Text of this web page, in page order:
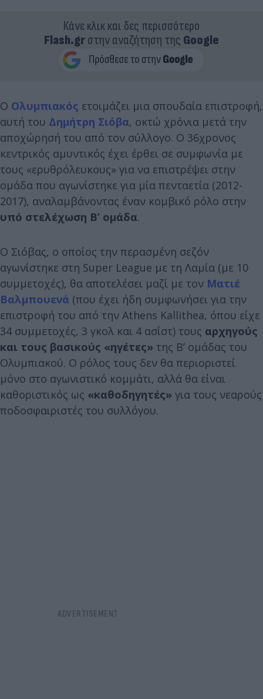
Κάνε κλικ και δες περισσότερο
Flash.grστην αναζήτηση της Google
Ο Ολυμπιακός ετοιμάζει μια σπουδαία επιστροφή,
αυτή του Δημήτρη Σιόβα, οκτώ χρόνια μετά την
αποχώρησή του από τον σύλλογο. Ο 36χρονος
κεντρικός αμυντικός έχει έρθει σε συμφωνία με
τους «ερυθρόλευκους» για να επιστρέψει στην
ομάδα που αγωνίστηκε για μία πενταετία (2012-
2017), αναλαμβάνοντας έναν κομβικό ρόλο στην
υπό στελέχωση Β’ ομάδα.
Ο Σιόβας, ο οποίος την περασμένη σεζόν
αγωνίστηκε στη Super League με τη Λαμία (με 10
συμμετοχές), θα αποτελέσει μαζί με τον Ματιέ
Βαλμπουενά (που έχει ήδη συμφωνήσει για την
επιστροφή του από την Athens Kallithea, όπου είχε
34 συμμετοχές, 3 γκολ και 4 ασίστ) τους αρχηγούς
και τους βασικούς «ηγέτες» της Β’ ομάδας του
Ολυμπιακού. Ο ρόλος τους δεν θα περιοριστεί
μόνο στο αγωνιστικό κομμάτι, αλλά θα είναι
καθοριστικός ως «καθοδηγητές» για τους νεαρούς
ποδοσφαιριστές του συλλόγου.